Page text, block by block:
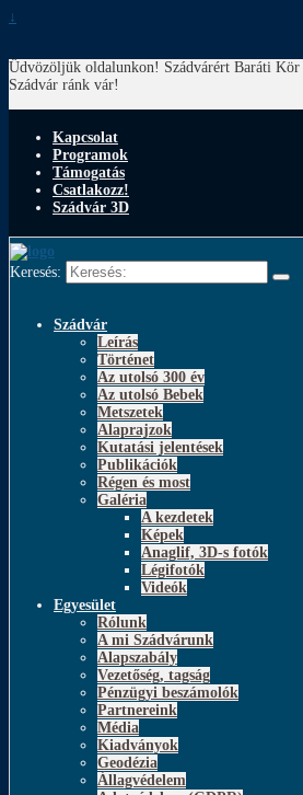
↓
Üdvözöljük oldalunkon! Szádvárért Baráti Kör
Szádvár ránk vár!
Kapcsolat
Programok
Támogatás
Csatlakozz!
Szádvár 3D
Keresés:
Szádvár
Leírás
Történet
Az utolsó 300 év
Az utolsó Bebek
Metszetek
Alaprajzok
Kutatási jelentések
Publikációk
Régen és most
Galéria
A kezdetek
Képek
Anaglif, 3D-s fotók
Légifotók
Videók
Egyesület
Rólunk
A mi Szádvárunk
Alapszabály
Vezetőség, tagság
Pénzügyi beszámolók
Partnereink
Média
Kiadványok
Geodézia
Állagvédelem